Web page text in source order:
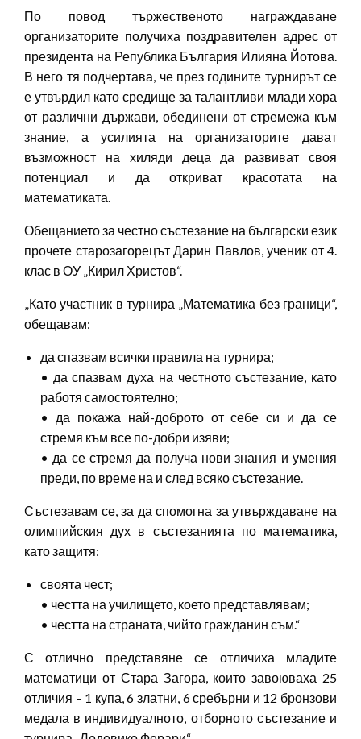
По повод тържественото награждаване
организаторите получиха поздравителен адрес от
президента на Република България Илияна Йотова.
В него тя подчертава, че през годините турнирът се
е утвърдил като средище за талантливи млади хора
от различни държави, обединени от стремежа към
знание, а усилията на организаторите дават
възможност на хиляди деца да развиват своя
потенциал и да откриват красотата на
математиката.
Обещанието за честно състезание на български език
прочете старозагорецът Дарин Павлов, ученик от 4.
клас в ОУ „Кирил Христов“.
„Като участник в турнира „Математика без граници“,
обещавам:
да спазвам всички правила на турнира;
• да спазвам духа на честното състезание, като
работя самостоятелно;
• да покажа най-доброто от себе си и да се
стремя към все по-добри изяви;
• да се стремя да получа нови знания и умения
преди, по време на и след всяко състезание.
Състезавам се, за да спомогна за утвърждаване на
олимпийския дух в състезанията по математика,
като защитя:
своята чест;
• честта на училището, което представлявам;
• честта на страната, чийто гражданин съм.“
С отлично представяне се отличиха младите
математици от Стара Загора, които завоюваха 25
отличия – 1 купа, 6 златни, 6 сребърни и 12 бронзови
медала в индивидуалното, отборното състезание и